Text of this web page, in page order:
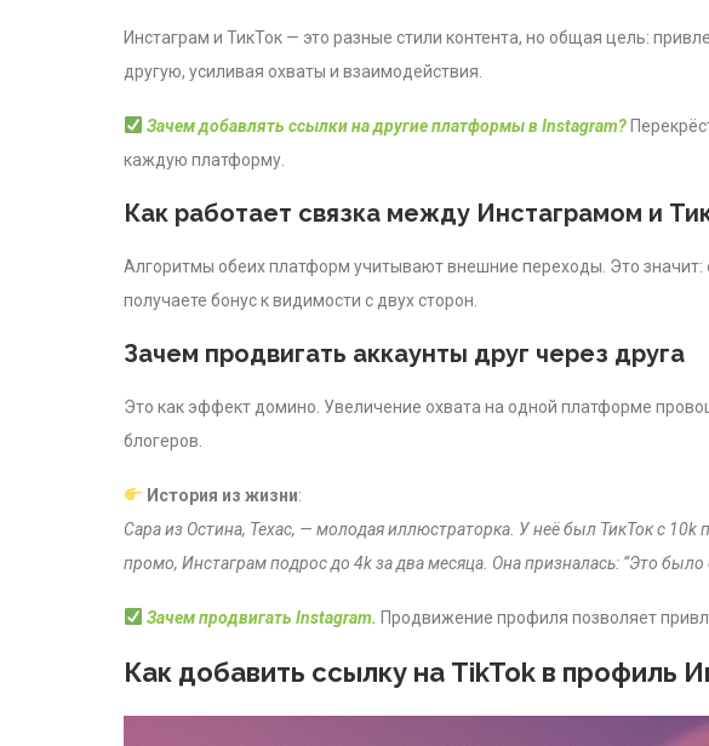
Инстаграм и ТикТок — это разные стили контента, но общая цель:
другую, усиливая охваты и взаимодействия.
Зачем добавлять ссылки на другие платформы в Instagram?
каждую платформу.
Как работает связка между Инстаграмом и
Алгоритмы обеих платформ учитывают внешние переходы. Это
получаете бонус к видимости с двух сторон.
Зачем продвигать аккаунты друг через друга
Это как эффект домино. Увеличение охвата на одной платформе
блогеров.
История из жизни:
Сара из Остина, Техас, — молодая иллюстраторка. У неё был ТикТок с 10k
промо, Инстаграм подрос до 4k за два месяца. Она призналась: “Это
Зачем продвигать Instagram. Продвижение профиля позволяет
Как добавить ссылку на TikTok в профиль